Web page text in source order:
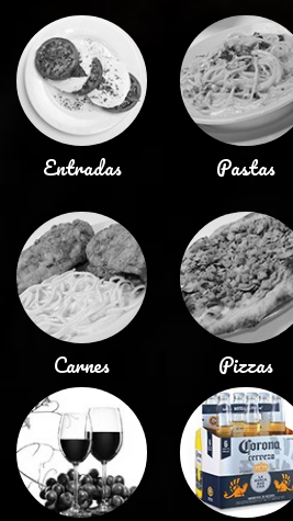
Entradas Pastas
Carnes Pizzas